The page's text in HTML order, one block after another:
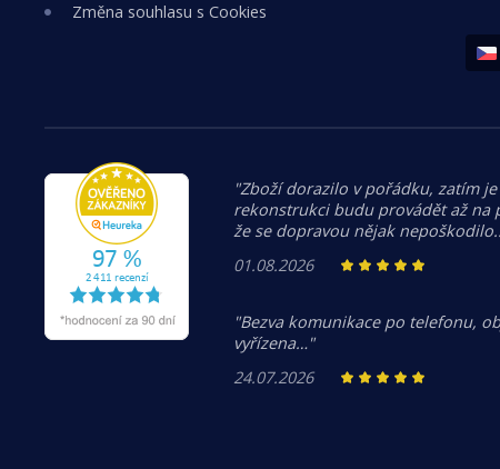
Změna souhlasu s Cookies
"Zboží dorazilo v pořádku, zatím je
rekonstrukci budu provádět až na
že se dopravou nějak
01.08.2026
"Bezva komunikace po telefonu,
vyřízena…"
24.07.2026